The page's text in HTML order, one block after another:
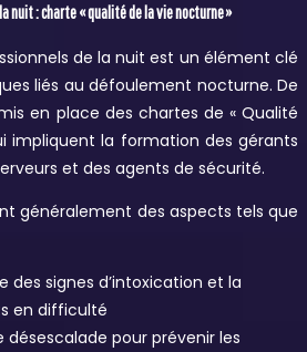
nuit : charte « qualité de la vie nocturne »
de la nuit est un élément clé
liés au défoulement nocturne. De
en place des chartes de « Qualité
impliquent la formation des gérants
et des agents de sécurité.
généralement des aspects tels que
des signes d’intoxication et la
en difficulté
désescalade pour prévenir les